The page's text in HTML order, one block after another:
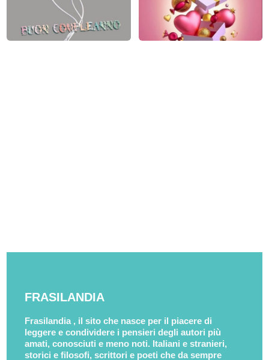
FRASILANDIA
Frasilandia , il sito che nasce per il piacere di
leggere e condividere i pensieri degli autori più
amati, conosciuti e meno noti. Italiani e stranieri,
storici e filosofi, scrittori e poeti che da sempre